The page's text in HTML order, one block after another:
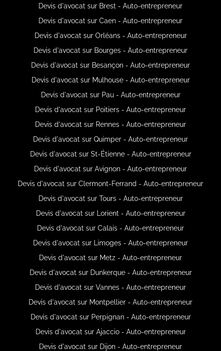
Devis d'avocat sur Brest - Auto-entrepreneur
Devis d'avocat sur Caen - Auto-entrepreneur
Devis d'avocat sur Orléans - Auto-entrepreneur
Devis d'avocat sur Bourges - Auto-entrepreneur
Devis d'avocat sur Besançon - Auto-entrepreneur
Devis d'avocat sur Mulhouse - Auto-entrepreneur
Devis d'avocat sur Pau - Auto-entrepreneur
Devis d'avocat sur Poitiers - Auto-entrepreneur
Devis d'avocat sur Rennes - Auto-entrepreneur
Devis d'avocat sur Quimper - Auto-entrepreneur
Devis d'avocat sur St-Étienne - Auto-entrepreneur
Devis d'avocat sur Avignon - Auto-entrepreneur
Devis d'avocat sur Clermont-Ferrand - Auto-entrepreneur
Devis d'avocat sur Tours - Auto-entrepreneur
Devis d'avocat sur Lorient - Auto-entrepreneur
Devis d'avocat sur Calais - Auto-entrepreneur
Devis d'avocat sur Limoges - Auto-entrepreneur
Devis d'avocat sur Metz - Auto-entrepreneur
Devis d'avocat sur Dunkerque - Auto-entrepreneur
Devis d'avocat sur Vannes - Auto-entrepreneur
Devis d'avocat sur Montpellier - Auto-entrepreneur
Devis d'avocat sur Perpignan - Auto-entrepreneur
Devis d'avocat sur Ajaccio - Auto-entrepreneur
Devis d'avocat sur Dijon - Auto-entrepreneur